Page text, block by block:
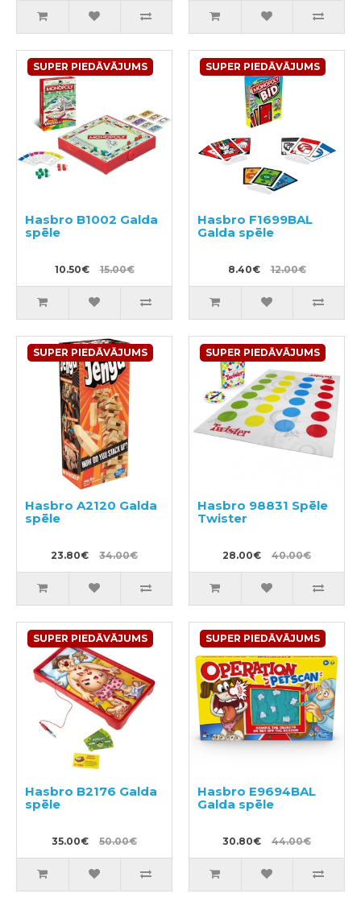
SUPER PIEDĀVĀJUMS
Hasbro B1002 Galda
spēle
10.50€ 15.00€
SUPER PIEDĀVĀJUMS
Hasbro F1699BAL
Galda spēle
8.40€ 12.00€
SUPER PIEDĀVĀJUMS
Hasbro A2120 Galda
spēle
23.80€ 34.00€
SUPER PIEDĀVĀJUMS
Hasbro 98831 Spēle
Twister
28.00€ 40.00€
SUPER PIEDĀVĀJUMS
Hasbro B2176 Galda
spēle
35.00€ 50.00€
SUPER PIEDĀVĀJUMS
Hasbro E9694BAL
Galda spēle
30.80€ 44.00€